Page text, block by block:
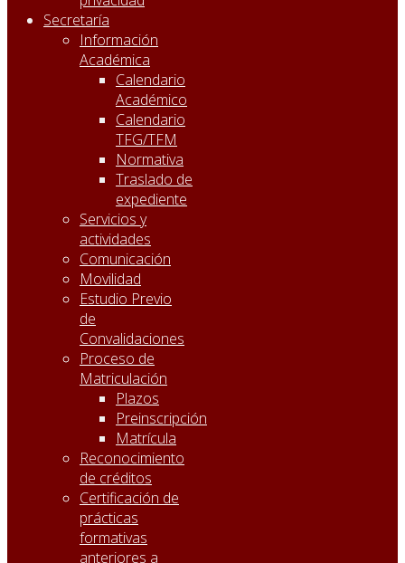
Secretaría
Información
Académica
Calendario
Académico
Calendario
TFG/TFM
Normativa
Traslado de
expediente
Servicios y
actividades
Comunicación
Movilidad
Estudio Previo
de
Convalidaciones
Proceso de
Matriculación
Plazos
Preinscripción
Matrícula
Reconocimiento
de créditos
Certificación de
prácticas
formativas
anteriores a